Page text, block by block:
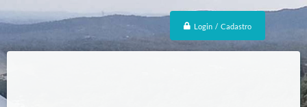
Login / Cadastro